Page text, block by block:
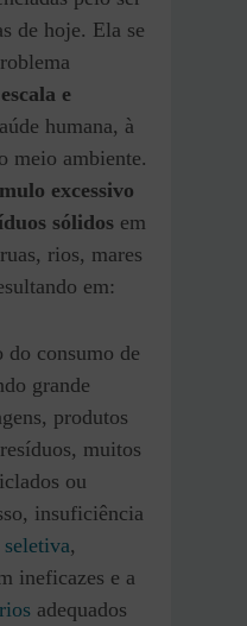
de hoje. Ela se
e
humana, à
meio ambiente.
excessivo
sólidos em
rios, mares
em:
do consumo de
grande
produtos
muitos
ou
insuficiência
seletiva,
ineficazes e a
adequados